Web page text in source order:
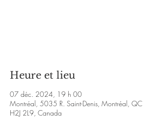
Heure et lieu
07 déc. 2024, 19 h 00
Montréal, 5035 R. Saint-Denis, Montréal, QC
H2J 2L9, Canada